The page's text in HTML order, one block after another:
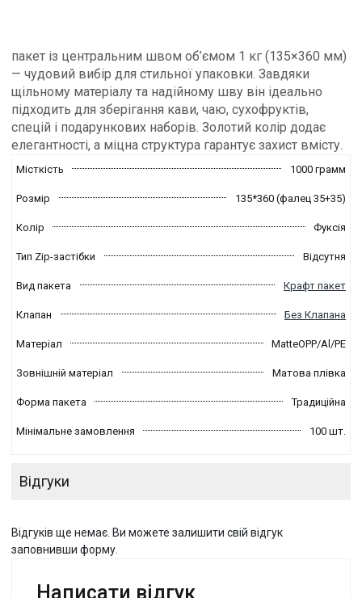
пакет із центральним швом об’ємом 1 кг (135×360 мм)
— чудовий вибір для стильної упаковки. Завдяки
щільному матеріалу та надійному шву він ідеально
підходить для зберігання кави, чаю, сухофруктів,
спецій і подарункових наборів. Золотий колір додає
елегантності, а міцна структура гарантує захист вмісту.
Місткість 1000 грамм
Розмір 135*360 (фалец 35+35)
Колір Фуксія
Тип Zip-застібки Відсутня
Вид пакета Крафт пакет
Клапан Без Клапана
Матеріал MatteOPP/Al/PE
Зовнішній матеріал Матова плівка
Форма пакета Традиційна
Мінімальне замовлення 100 шт.
Відгуки
Відгуків ще немає. Ви можете залишити свій відгук
заповнивши форму.
Написати відгук